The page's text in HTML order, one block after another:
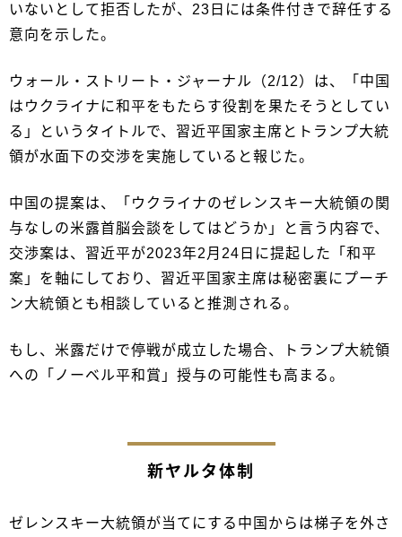
いないとして拒否したが、23日には条件付きで辞任する
意向を示した。
ウォール・ストリート・ジャーナル（2/12）は、「中国
はウクライナに和平をもたらす役割を果たそうとしてい
る」というタイトルで、習近平国家主席とトランプ大統
領が水面下の交渉を実施していると報じた。
中国の提案は、「ウクライナのゼレンスキー大統領の関
与なしの米露首脳会談をしてはどうか」と言う内容で、
交渉案は、習近平が2023年2月24日に提起した「和平
案」を軸にしており、習近平国家主席は秘密裏にプーチ
ン大統領とも相談していると推測される。
もし、米露だけで停戦が成立した場合、トランプ大統領
への「ノーベル平和賞」授与の可能性も高まる。
新ヤルタ体制
ゼレンスキー大統領が当てにする中国からは梯子を外さ